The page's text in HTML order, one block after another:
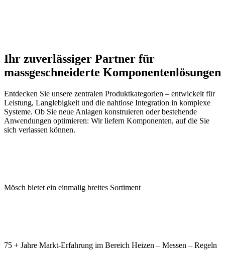
Ihr zuverlässiger Partner für
massgeschneiderte Komponentenlösungen
Entdecken Sie unsere zentralen Produktkategorien – entwickelt für
Leistung, Langlebigkeit und die nahtlose Integration in komplexe
Systeme. Ob Sie neue Anlagen konstruieren oder bestehende
Anwendungen optimieren: Wir liefern Komponenten, auf die Sie
sich verlassen können.
Mösch bietet ein einmalig breites Sortiment
75 + Jahre Markt-Erfahrung im Bereich Heizen – Messen – Regeln